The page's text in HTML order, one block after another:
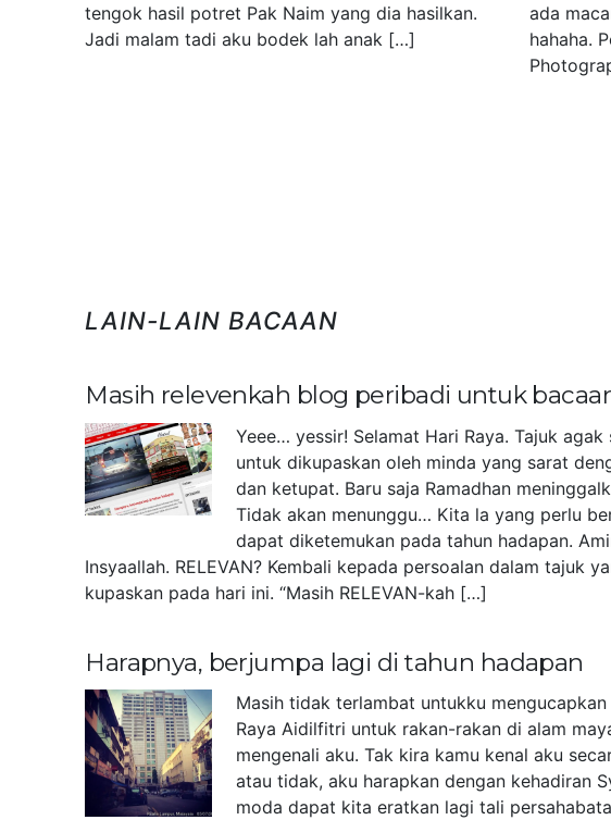
tengok hasil potret Pak Naim yang dia hasilkan.
Jadi malam tadi aku bodek lah anak […]
ada
hahaha.
LAIN-LAIN BACAAN
Masih relevenkah blog peribadi untuk
Yeee… yessir! Selamat Hari Raya. Tajuk agak
untuk dikupaskan oleh minda yang sarat
dan ketupat. Baru saja Ramadhan
Tidak akan menunggu… Kita la yang perlu
dapat diketemukan pada tahun hadapan.
Insyaallah. RELEVAN? Kembali kepada persoalan dalam tajuk
kupaskan pada hari ini. “Masih RELEVAN-kah […]
Harapnya, berjumpa lagi di tahun hadapan
Masih tidak terlambat untukku mengucapkan
Raya Aidilfitri untuk rakan-rakan di alam
mengenali aku. Tak kira kamu kenal aku
atau tidak, aku harapkan dengan kehadiran
moda dapat kita eratkan lagi tali